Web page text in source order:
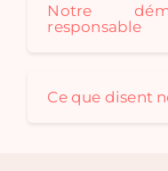
Notre
responsable
Ce que disent